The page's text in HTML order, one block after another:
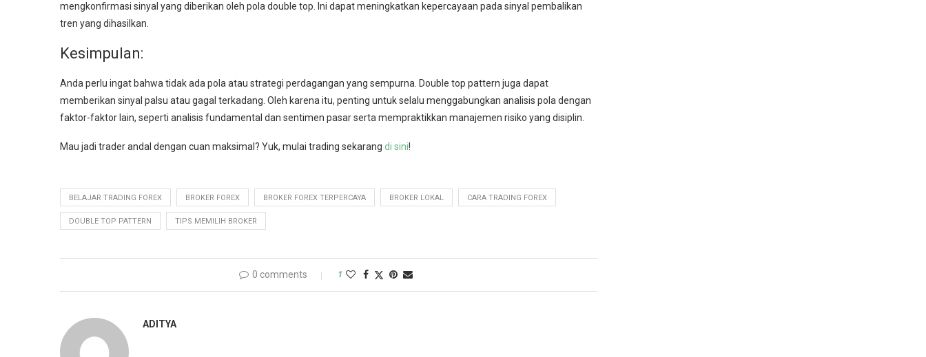
mengkonfirmasi sinyal yang diberikan oleh pola double top. Ini dapat meningkatkan kepercayaan pada sinyal pembalikan
tren yang dihasilkan.
Kesimpulan:
Anda perlu ingat bahwa tidak ada pola atau strategi perdagangan yang sempurna. Double top pattern juga dapat
memberikan sinyal palsu atau gagal terkadang. Oleh karena itu, penting untuk selalu menggabungkan analisis pola dengan
faktor-faktor lain, seperti analisis fundamental dan sentimen pasar serta mempraktikkan manajemen risiko yang disiplin.
Mau jadi trader andal dengan cuan maksimal? Yuk, mulai trading sekarang di sini!
BELAJAR TRADING FOREX BROKER FOREX BROKER FOREX TERPERCAYA BROKER LOKAL CARA TRADING FOREX
DOUBLE TOP PATTERN TIPS MEMILIH BROKER
0 comments 1
ADITYA